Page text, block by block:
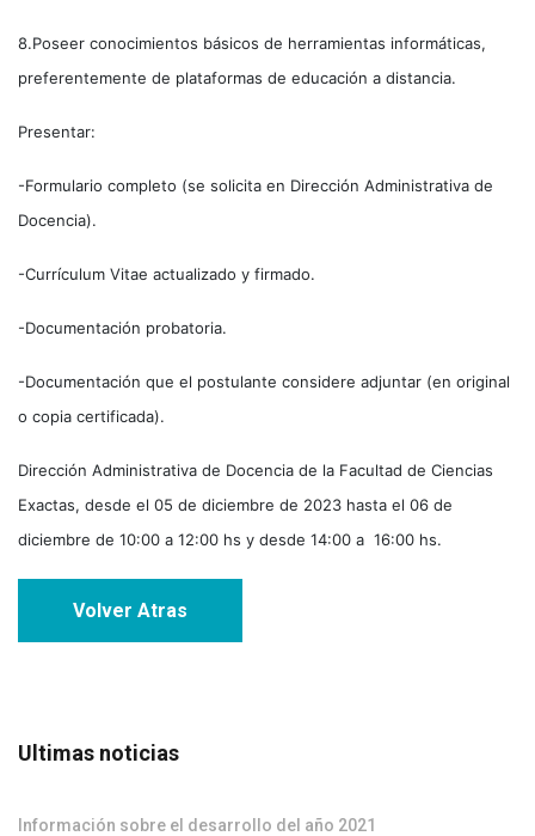
8.Poseer conocimientos básicos de herramientas informáticas,
preferentemente de plataformas de educación a distancia.
Presentar:
-Formulario completo (se solicita en Dirección Administrativa de
Docencia).
-Currículum Vitae actualizado y firmado.
-Documentación probatoria.
-Documentación que el postulante considere adjuntar (en original
o copia certificada).
Dirección Administrativa de Docencia de la Facultad de Ciencias
Exactas, desde el 05 de diciembre de 2023 hasta el 06 de
diciembre de 10:00 a 12:00 hs y desde 14:00 a 16:00 hs.
Volver Atras
Ultimas noticias
Información sobre el desarrollo del año 2021